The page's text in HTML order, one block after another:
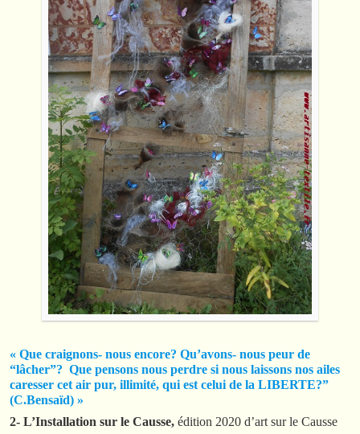
« Que craignons- nous encore? Qu’avons- nous peur de
“lâcher”? Que pensons nous perdre si nous laissons nos ailes
caresser cet air pur, illimité, qui est celui de la LIBERTE?”
(C.Bensaïd) »
2- L’Installation sur le Causse, édition 2020 d’art sur le Causse